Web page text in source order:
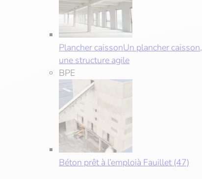
Plancher caissonUn plancher caisson,
une structure agile
BPE
Béton prêt à l’emploià Fauillet (47)